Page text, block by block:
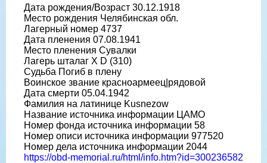
Дата рождения/Возраст 30.12.1918
Место рождения Челябинская обл.
Лагерный номер 4737
Дата пленения 07.08.1941
Место пленения Сувалки
Лагерь шталаг X D (310)
Судьба Погиб в плену
Воинское звание красноармеец|рядовой
Дата смерти 05.04.1942
Фамилия на латинице Kusnezow
Название источника информации ЦАМО
Номер фонда источника информации 58
Номер описи источника информации 977520
Номер дела источника информации 2044
https://obd-memorial.ru/html/info.htm?id=300236582